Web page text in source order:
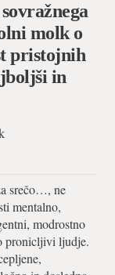
molk o
pristojnih
in
srečo…, ne
mentalno,
modrostno
pronicljivi ljudje.